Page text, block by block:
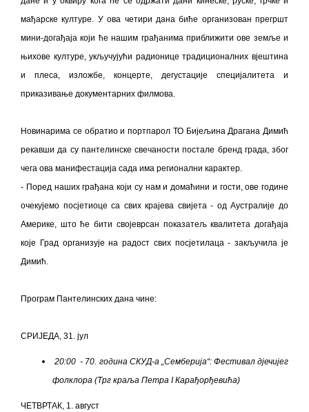
мађарске културе. У ова четири дана биће организован прегршт
мини-догађаја који ће нашим грађанима приближити ове земље и
њихове културе, укључујући радионице традиционалних вјештина
и плеса, изложбе, концерте, дегустације специјалитета и
приказивање документарних филмова.
Новинарима се обратио и портпарол ТО Бијељина Драгана Димић
рекавши да су пантелинске свечаности постале бренд града, због
чега ова манифестација сада има регионални карактер.
- Поред наших грађана који су нам и домаћини и гости, ове године
очекујемо посјетиоце са свих крајева свијета - од Аустралије до
Америке, што ће бити својеврсан показатељ квалитета догађаја
које Град организује на радост свих посјетилаца - закључила је
Димић.
Програм Пантелинских дана чине:
СРИЈЕДА, 31. јул
20:00 - 70. година СКУД-а „Семберија“: Фестивал дјечијег
фолклора (Трг краља Петра IКарађорђевића)
ЧЕТВРТАК, 1. август